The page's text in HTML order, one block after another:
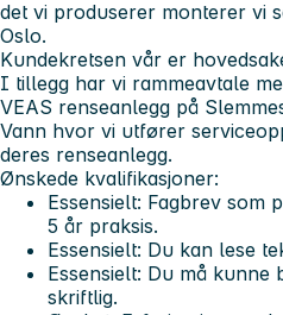
det vi produserer monterer vi
Oslo.
Kundekretsen vår er
I tillegg har vi rammeavtale
VEAS renseanlegg på
Vann hvor vi utfører
deres renseanlegg.
Ønskede kvalifikasjoner:
Essensielt: Fagbrev som
5 år praksis.
Essensielt: Du kan lese
Essensielt: Du må
skriftlig.